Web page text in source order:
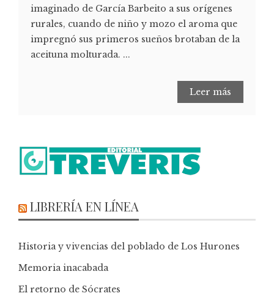
imaginado de García Barbeito a sus orígenes
rurales, cuando de niño y mozo el aroma que
impregnó sus primeros sueños brotaban de la
aceituna molturada. ...
Leer más
LIBRERÍA EN LÍNEA
Historia y vivencias del poblado de Los Hurones
Memoria inacabada
El retorno de Sócrates